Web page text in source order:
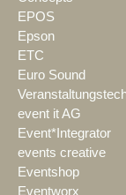
EPOS
Epson
ETC
Euro Sound
event it AG
Event*Integrator
events creative
Eventshop
Eventworx